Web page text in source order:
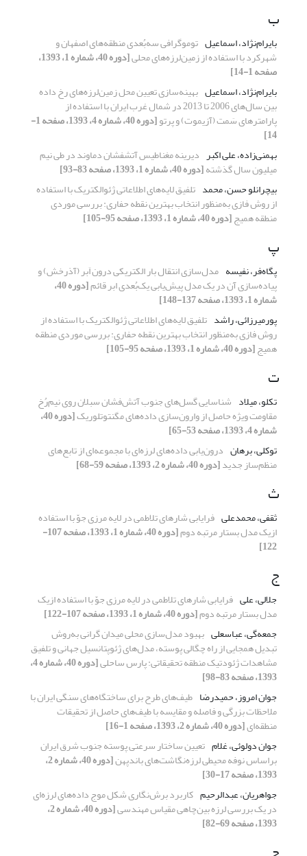
ب
بایرام‌نژاد، اسماعیل توموگرافی سه‌بُعدی منطقه‌‌های اصفهان و
شهرکرد با استفاده از زمین‌لرزه‌‌های محلی [دوره 40، شماره 1، 1393،
صفحه 1-14]
بایرام‌نژاد، اسماعیل بهینه‌سازی تعیین محل زمین‌لرزه‌‌های رخ داده
بین سال‌های 2006 تا 2013 در شمال غرب ایران با استفاده از
پارامتر‌های سَمت (آزیموت) و پرتو [دوره 40، شماره 4، 1393، صفحه 1-
14]
بهمنی‌زاده، علی اکبر دیرینه مغناطیس آتشفشان دماوند در طی نیم
میلیون سال گذشته[دوره 40، شماره 1، 1393، صفحه 83-93]
بیچرانلو حسن، محمد تلفیق لایه‌های اطلاعاتی ژئوالکتریک با استفاده
از روش فازی به‌منظور انتخاب بهترین نقطه حفاری: بررسی موردی
منطقه همیج[دوره 40، شماره 1، 1393، صفحه 95-105]
پ
پگاه‌فر، نفیسه مدل‌سازی انتقال بار الکتریکی درون اَبر (آذرخش) و
پیاده‌سازی آن در یک مدل پیش‌یابی یک‌بُعدی ابر قائم [دوره 40،
شماره 1، 1393، صفحه 137-148]
پورمیرزائی، راشد تلفیق لایه‌های اطلاعاتی ژئوالکتریک با استفاده از
روش فازی به‌منظور انتخاب بهترین نقطه حفاری: بررسی موردی منطقه
همیج[دوره 40، شماره 1، 1393، صفحه 95-105]
ت
تکلو، میلاد شناسایی گسل‌های جنوب آتش‌فشان سبلان روی نیم‌رُخ
مقاومت ویژه حاصل از وارون‌سازی داده‌‌‌‌های مگنتوتلوریک [دوره 40،
شماره 4، 1393، صفحه 53-65]
توکلی، برهان درون‌یابی داده‌های لرزه‌ای با مجموعه‌ای از تابع‌های
منظم‌ساز جدید[دوره 40، شماره 2، 1393، صفحه 59-68]
ث
ثقفی، محمدعلی فرایابی شارهای تلاطمی در لایه‌ مرزی جوّ با استفاده
ازیک مدل بستار مرتبه دوم [دوره 40، شماره 1، 1393، صفحه 107-
122]
ج
جلالی، علی فرایابی شارهای تلاطمی در لایه‌ مرزی جوّ با استفاده ازیک
مدل بستار مرتبه دوم[دوره 40، شماره 1، 1393، صفحه 107-122]
جمعه‌گی، عباسعلی بهبود مدل‌سازی محلی میدان گرانی به‌روش
تبدیل همجایی از راه چگالی پوسته، مدل‌های ژئوپتانسیل جهانی و تلفیق
مشاهدات ژئودتیک منطقه تحقیقاتی: پارس ساحلی [دوره 40، شماره 4،
1393، صفحه 83-98]
جوان امروز، حمیدرضا طیف‌ها‌ی‌ طرح برای ساختگاه‌های سنگی ایران با
ملاحظات بزرگی و فاصله و مقایسه با طیف‌ها‌ی‌ حاصل از تحقیقات
منطقه‌ای[دوره 40، شماره 2، 1393، صفحه 1-16]
جوان دولوئی، غلام تعیین ساختار سرعتی پوسته جنوب شرق ایران
براساس نوفه محیطی لرزه‌نگاشت‌‌های باندپهن [دوره 40، شماره 2،
1393، صفحه 17-30]
جواهریان، عبدالرحیم کاربرد برش‌نگاری شکل موج داده‌‌های لرزه‌ای
در یک بررسی لرزه بین‌چاهی مقیاس مهندسی [دوره 40، شماره 2،
1393، صفحه 69-82]